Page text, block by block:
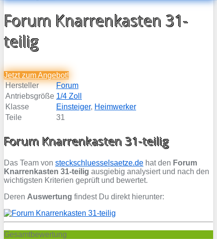
Forum Knarrenkasten 31-
teilig
Jetzt zumAngebot!
Hersteller
Forum
Antriebsgröße 1/4 Zoll
Klasse
Einsteiger, Heimwerker
Teile
31
Forum Knarrenkasten 31-teilig
Das Team von steckschluesselsaetze.de hat den Forum
Knarrenkasten 31-teilig ausgiebig analysiert und nach den
wichtigsten Kriterien geprüft und bewertet.
Deren Auswertung findest Du direkt hierunter:
Gesamtbewertung